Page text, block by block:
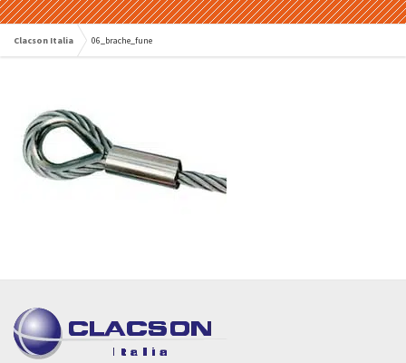
Clacson Italia 06_brache_fune